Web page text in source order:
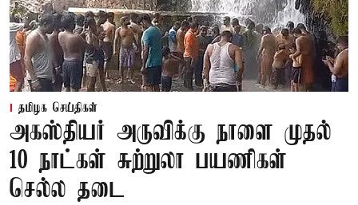
தமிழக செய்திகள்
அகஸ்தியர் அருவிக்கு நாளை முதல்
10 நாட்கள் சுற்றுலா பயணிகள்
செல்ல தடை